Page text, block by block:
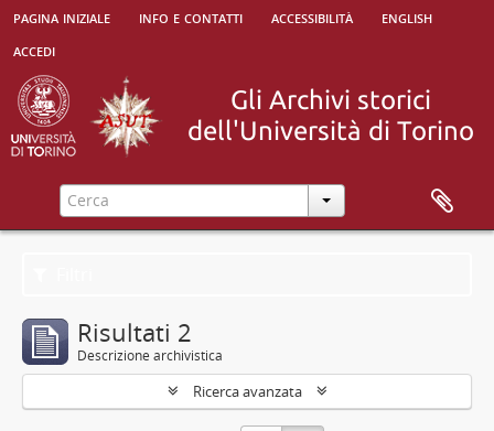
pagina iniziale info e contatti accessibilità
english
accedi
Risultati 2
Descrizione archivistica
Ricerca avanzata